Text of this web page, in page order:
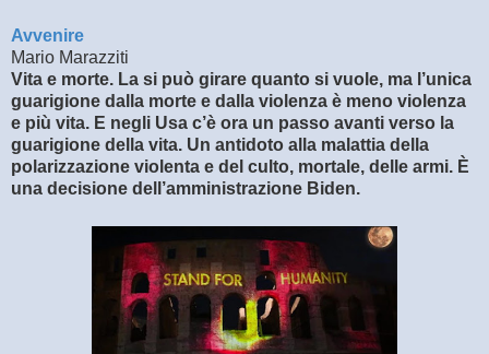
Avvenire
Mario Marazziti
Vita e morte. La si può girare quanto si vuole, ma l’unica
guarigione dalla morte e dalla violenza è meno violenza
e più vita. E negli Usa c’è ora un passo avanti verso la
guarigione della vita. Un antidoto alla malattia della
polarizzazione violenta e del culto, mortale, delle armi. È
una decisione dell’amministrazione Biden.